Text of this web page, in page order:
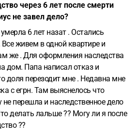
через 6 лет после смерти
не завел дело?
6 лет назат . Остались
живем в одной квартире и
же . Для оформления наследства
дом. Папа написал отказ и
доля перезодит мне . Недавна мне
с егрн. Там выяснелось что
перешла и наследственное дело
делать лальше ?? Могу ли я после
??